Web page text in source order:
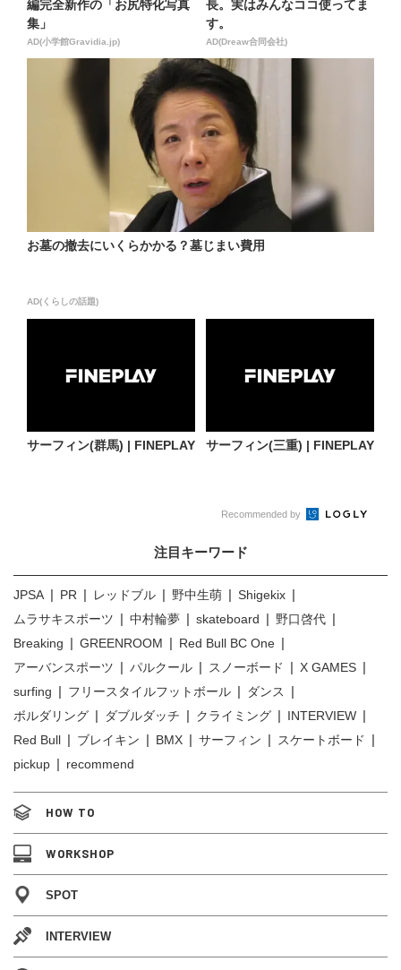
編完全新作の「お尻特化写真
集」
AD(小学館Gravidia.jp)
長。実はみんなココ使ってま
す。
AD(Dreaw合同会社)
お墓の撤去にいくらかかる？墓じまい費用
AD(くらしの話題)
サーフィン(群馬) | FINEPLAY サーフィン(三重) | FINEPLAY
Recommended by
注目キーワード
JPSA PR レッドブル 野中生萌
Shigekix
ムラサキスポーツ
中村輪夢 skateboard
野口啓代
Breaking
GREENROOM
Red Bull BC One
アーバンスポーツ
パルクール スノーボード
X GAMES
surfing
フリースタイルフットボール
ダンス
ボルダリング
ダブルダッチ クライミング
INTERVIEW
Red Bull
ブレイキン BMX サーフィン
スケートボード
pickup
recommend
HOW TO
WORKSHOP
SPOT
INTERVIEW